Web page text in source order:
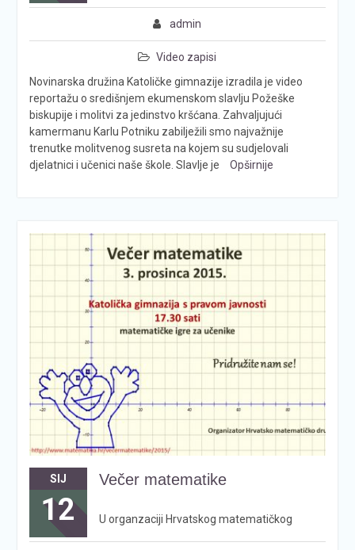
admin
Video zapisi
Novinarska družina Katoličke gimnazije izradila je video
reportažu o središnjem ekumenskom slavlju Požeške
biskupije i molitvi za jedinstvo kršćana. Zahvaljujući
kamermanu Karlu Potniku zabilježili smo najvažnije
trenutke molitvenog susreta na kojem su sudjelovali
djelatnici i učenici naše škole. Slavlje je
Opširnije
SIJ
12
Večer matematike
U organzaciji Hrvatskog matematičkog